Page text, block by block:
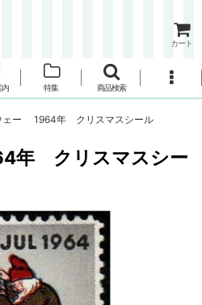
カート
内 特集 商品検索
ェー 1964年 クリスマスシール
年 クリスマスシー